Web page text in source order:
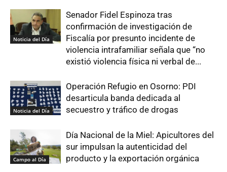
Noticia del Día
Senador Fidel Espinoza tras
confirmación de investigación de
Fiscalía por presunto incidente de
violencia intrafamiliar señala que “no
existió violencia física ni verbal de...
Noticia del Día
Operación Refugio en Osorno: PDI
desarticula banda dedicada al
secuestro y tráfico de drogas
Campo al Día
Día Nacional de la Miel: Apicultores del
sur impulsan la autenticidad del
producto y la exportación orgánica